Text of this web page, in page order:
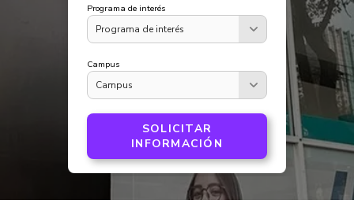
Programa de interés
Campus
SOLICITAR
INFORMACIÓN